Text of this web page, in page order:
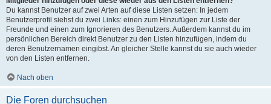
Du kannst Benutzer auf zwei Arten auf diese Listen setzen: In jedem
Benutzerprofil siehst du zwei Links: einen zum Hinzufügen zur Liste der
Freunde und einen zum Ignorieren des Benutzers. Außerdem kannst du im
persönlichen Bereich direkt Benutzer zu den Listen hinzufügen, indem du
deren Benutzernamen eingibst. An gleicher Stelle kannst du sie auch wieder
von den Listen entfernen.
Nach oben
Die Foren durchsuchen